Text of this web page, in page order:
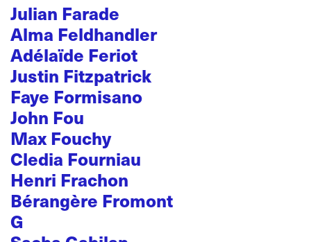
Julian Farade
Alma Feldhandler
Adélaïde Feriot
Justin Fitzpatrick
Faye Formisano
John Fou
Max Fouchy
Cledia Fourniau
Henri Frachon
Bérangère Fromont
G